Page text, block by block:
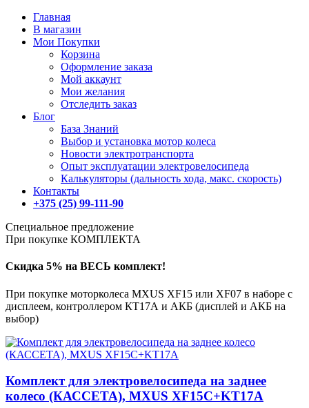
Главная
В магазин
Мои Покупки
Корзина
Оформление заказа
Мой аккаунт
Мои желания
Отследить заказ
Блог
База Знаний
Выбор и установка мотор колеса
Новости электротранспорта
Опыт эксплуатации электровелосипеда
Калькуляторы (дальность хода, макс. скорость)
Контакты
+375 (25) 99-111-90
Специальное предложение
При покупке КОМПЛЕКТА
Скидка 5% на ВЕСЬ комплект!
При покупке моторколеса MXUS XF15 или XF07 в наборе с
дисплеем, контроллером КТ17А и АКБ (дисплей и АКБ на
выбор)
Комплект для электровелосипеда на заднее
колесо (КАССЕТА), MXUS XF15C+KT17A